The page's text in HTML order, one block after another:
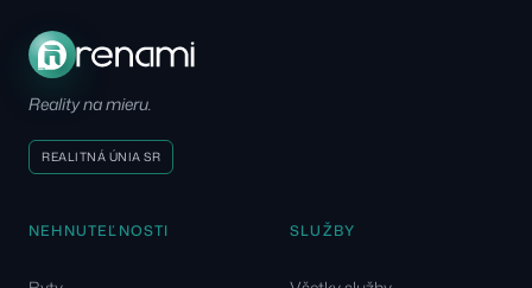
Reality na mieru.
REALITNÁ ÚNIA SR
NEHNUTEĽNOSTI SLUŽBY